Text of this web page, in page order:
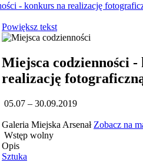
- konkurs na realizację
Powiększ tekst
Miejsca codzienności -
realizację
05.07 – 30.09.2019
Galeria Miejska Arsenał Zobacz na
Wstęp wolny
Opis
Sztuka